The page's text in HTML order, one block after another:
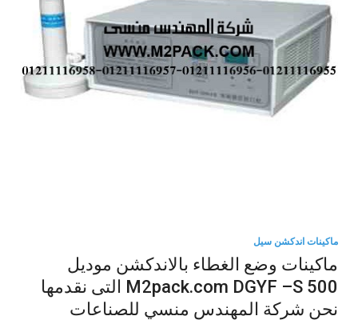
ماكينات اندكشن سيل
ماكينات وضع الغطاء بالاندكشن موديل
M2pack.com DGYF –S 500 التى نقدمها
نحن شركة المهندس منسي للصناعات